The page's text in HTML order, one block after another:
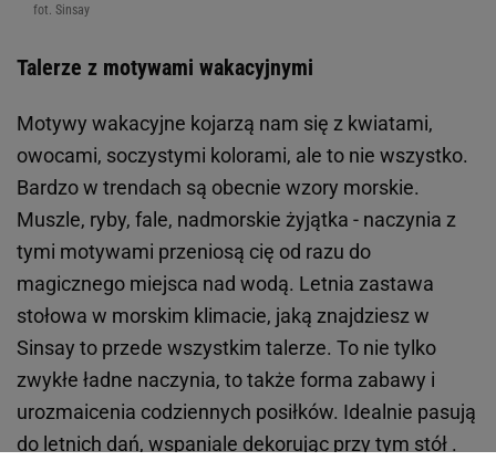
fot. Sinsay
Talerze z motywami wakacyjnymi
Motywy wakacyjne kojarzą nam się z kwiatami,
owocami, soczystymi kolorami, ale to nie wszystko.
Bardzo w trendach są obecnie wzory morskie.
Muszle, ryby, fale, nadmorskie żyjątka - naczynia z
tymi motywami przeniosą cię od razu do
magicznego miejsca nad wodą. Letnia zastawa
stołowa w morskim klimacie, jaką znajdziesz w
Sinsay to przede wszystkim talerze. To nie tylko
zwykłe ładne naczynia, to także forma zabawy i
urozmaicenia codziennych posiłków. Idealnie pasują
do letnich dań, wspaniale dekorując przy tym stół .